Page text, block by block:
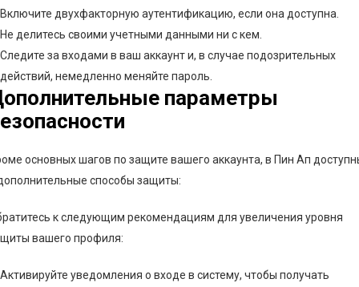
Включите двухфакторную аутентификацию, если она доступна.
Не делитесь своими учетными данными ни с кем.
Следите за входами в ваш аккаунт и, в случае подозрительных
действий, немедленно меняйте пароль.
параметры
основных шагов по защите вашего аккаунта, в Пин Ап
способы защиты:
к следующим рекомендациям для увеличения уровня
вашего профиля:
Активируйте уведомления о входе в систему, чтобы получать